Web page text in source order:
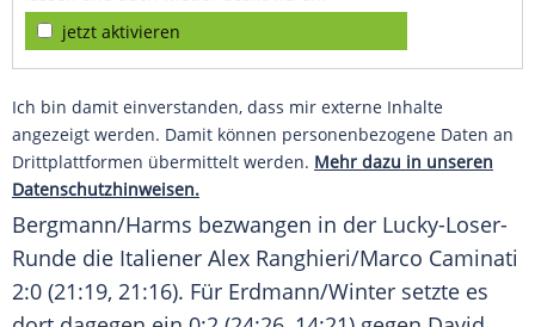
jetzt aktivieren
Ich bin damit einverstanden, dass mir externe Inhalte
angezeigt werden. Damit können personenbezogene Daten an
Drittplattformen übermittelt werden. Mehr dazu in unseren
Datenschutzhinweisen.
Bergmann/Harms bezwangen in der Lucky-Loser-
Runde die Italiener Alex Ranghieri/Marco Caminati
2:0 (21:19, 21:16). Für Erdmann/Winter setzte es